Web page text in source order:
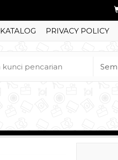
KATALOG PRIVACY POLICY